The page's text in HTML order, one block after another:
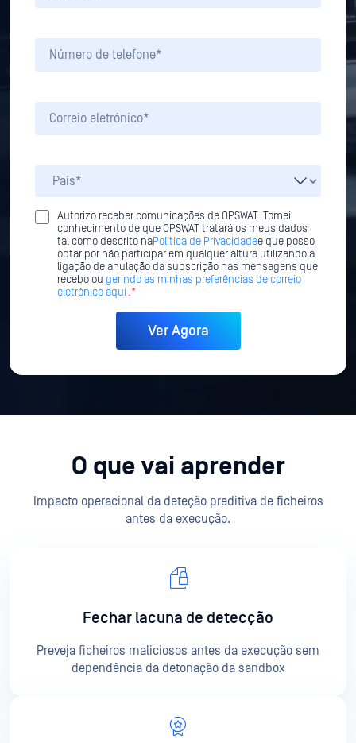
Autorizo receber comunicações de OPSWAT. Tomei
conhecimento de que OPSWAT tratará os meus dados
tal como descrito naPolítica de Privacidadee que posso
optar por não participar em qualquer altura utilizando a
ligação de anulação da subscrição nas mensagens que
recebo ou gerindo as minhas preferências de correio
eletrónico aqui .*
O que vai aprender
Impacto operacional da deteção preditiva de ficheiros
antes da execução.
Fechar lacuna de detecção
Preveja ficheiros maliciosos antes da execução sem
dependência da detonação da sandbox